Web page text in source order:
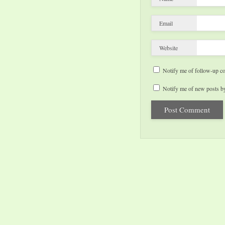
Email
Website
Notify me of follow-up
Notify me of new posts